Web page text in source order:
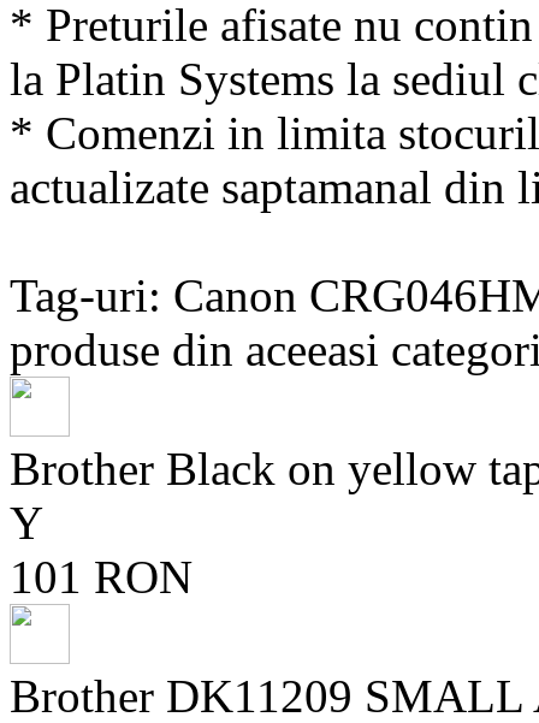
* Preturile afisate nu
la Platin Systems la sediul
* Comenzi in limita
actualizate saptamanal
Tag-uri: Canon
produse din aceeasi
Brother Black on yellow
Y
101 RON
Brother DK11209